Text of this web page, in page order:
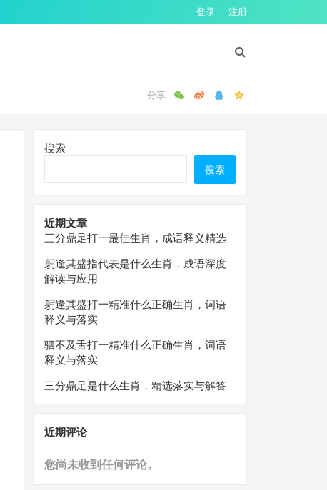
登录 注册
搜索
搜索
近期文章
三分鼎足打一最佳生肖，成语释义精选
躬逢其盛指代表是什么生肖，成语深度
解读与应用
躬逢其盛打一精准什么正确生肖，词语
释义与落实
驷不及舌打一精准什么正确生肖，词语
释义与落实
三分鼎足是什么生肖，精选落实与解答
近期评论
您尚未收到任何评论。